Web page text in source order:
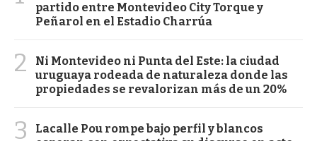
partido entre Montevideo City Torque y
Peñarol en el Estadio Charrúa
2
Ni Montevideo ni Punta del Este: la ciudad
uruguaya rodeada de naturaleza donde las
propiedades se revalorizan más de un 20%
3
Lacalle Pou rompe bajo perfil y blancos